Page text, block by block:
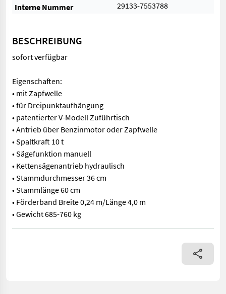
Interne Nummer
29133-7553788
BESCHREIBUNG
sofort verfügbar
Eigenschaften:
• mit Zapfwelle
• für Dreipunktaufhängung
• patentierter V-Modell Zuführtisch
• Antrieb über Benzinmotor oder Zapfwelle
• Spaltkraft 10 t
• Sägefunktion manuell
• Kettensägenantrieb hydraulisch
• Stammdurchmesser 36 cm
• Stammlänge 60 cm
• Förderband Breite 0,24 m/Länge 4,0 m
• Gewicht 685-760 kg
sofort verfügbar Eigenschaften: • mit Zapfwelle • für